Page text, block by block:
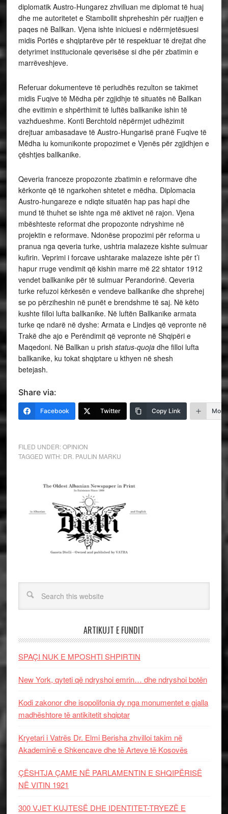
diplomatik Austro-Hungarez zhvilluan me diplomat të huaj
dhe me autoritetet e Stambollit shpreheshin për ruajtjen e
paqes në Ballkan. Vjena ishte iniciuesi e ndërmjetësuesi
midis Portës e shqiptarëve për të respektuar të drejtat dhe
detyrimet institucionale qeverisëse si dhe për zbatimin e
marrëveshjeve.
Referuar dokumenteve të periudhës rezulton se takimet
midis Fuqive të Mëdha për zgjidhje të situatës në Ballkan
dhe evitimin e shpërthimit të luftës ballkanike ishin të
vazhdueshme. Konti Berchtold nëpërmjet udhëzimit
drejtuar ambasadave të Austro-Hungarisë pranë Fuqive të
Mëdha iu komunikonte propozimet e Vjenës për zgjidhjen e
çështjes ballkanike.
Qeveria franceze propozonte zbatimin e reformave dhe
kërkonte që të ngarkohen shtetet e mëdha. Diplomacia
Austro-hungareze e ndiqte situatën hap pas hapi dhe
mund të thuhet se ishte nga më aktivet në rajon. Vjena
mbështeste reformat dhe propozonte ndryshime në
projektin e reformave. Ndonëse propozimi për reforma u
pranua nga qeveria turke, ushtria malazeze kishte sulmuar
kufirin. Veprimi i forcave ushtarake malazeze ishte për t’i
hapur rruge vendimit që kishin marre më 22 shtator 1912
vendet ballkanike për të sulmuar Perandorinë. Qeveria
turke refuzoi kërkesën e vendeve ballkanike dhe shprehej
se po përziheshin në punët e brendshme të saj. Në këto
kushte filloi lufta ballkanike. Në luftën Ballkanike armata
turke qe ndarë në dyshe: Armata e Lindjes që vepronte në
Trakë dhe ajo e Perëndimit që vepronte në Shqipëri e
Maqedoni. Në Ballkan u prish status-quojadhe filloi lufta
ballkanike, ku tokat shqiptare u kthyen në shesh
betejash.
Share via:
Facebook Twitter Copy Link More
FILED UNDER:OPINION
TAGGED WITH: DR. PAULIN MARKU
ARTIKUJT E FUNDIT
SPAÇI NUK E MPOSHTI SHPIRTIN
New York, qyteti që ndryshoi emrin… dhe ndryshoi botën
Kodi zakonor dhe isopolifonia dy nga monumentet e gjalla
madhështore të antikitetit shqiptar
Kryetari i Vatrës Dr. Elmi Berisha zhvilloi takim në
Akademinë e Shkencave dhe të Arteve të Kosovës
ÇËSHTJA ÇAME NË PARLAMENTIN E SHQIPËRISË
NË VITIN 1921
300 VJET KUJTESË DHE IDENTITET-TRYEZË E